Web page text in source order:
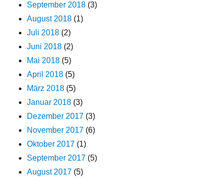
September 2018 (3)
August 2018 (1)
Juli 2018 (2)
Juni 2018 (2)
Mai 2018 (5)
April 2018 (5)
März 2018 (5)
Januar 2018 (3)
Dezember 2017 (3)
November 2017 (6)
Oktober 2017 (1)
September 2017 (5)
August 2017 (5)